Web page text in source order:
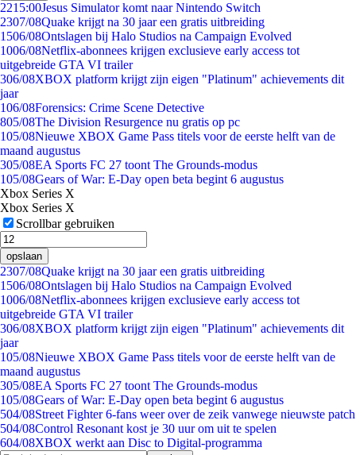
2215:00Jesus Simulator komt naar Nintendo Switch
2307/08Quake krijgt na 30 jaar een gratis uitbreiding
1506/08Ontslagen bij Halo Studios na Campaign Evolved
1006/08Netflix-abonnees krijgen exclusieve early access tot
uitgebreide GTA VI trailer
306/08XBOX platform krijgt zijn eigen "Platinum" achievements dit
jaar
106/08Forensics: Crime Scene Detective
805/08The Division Resurgence nu gratis op pc
105/08Nieuwe XBOX Game Pass titels voor de eerste helft van de
maand augustus
305/08EA Sports FC 27 toont The Grounds-modus
105/08Gears of War: E-Day open beta begint 6 augustus
Xbox Series X
Xbox Series X
Scrollbar gebruiken
opslaan
2307/08Quake krijgt na 30 jaar een gratis uitbreiding
1506/08Ontslagen bij Halo Studios na Campaign Evolved
1006/08Netflix-abonnees krijgen exclusieve early access tot
uitgebreide GTA VI trailer
306/08XBOX platform krijgt zijn eigen "Platinum" achievements dit
jaar
105/08Nieuwe XBOX Game Pass titels voor de eerste helft van de
maand augustus
305/08EA Sports FC 27 toont The Grounds-modus
105/08Gears of War: E-Day open beta begint 6 augustus
504/08Street Fighter 6-fans weer over de zeik vanwege nieuwste patch
504/08Control Resonant kost je 30 uur om uit te spelen
604/08XBOX werkt aan Disc to Digital-programma